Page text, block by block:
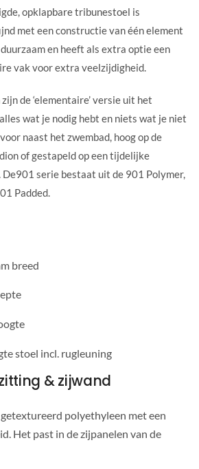
opklapbare tribunestoel is
met een constructie van één element
en heeft als extra optie een
vak voor extra veelzijdigheid.
de ‘elementaire’ versie uit het
wat je nodig hebt en niets wat je niet
naast het zwembad, hoog op de
of gestapeld op een tijdelijke
serie bestaat uit de 901 Polymer,
Padded.
breed
stoel incl. rugleuning
& zijwand
polyethyleen met een
Het past in de zijpanelen van de